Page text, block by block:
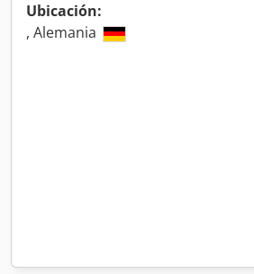
Ubicación:
, Alemania